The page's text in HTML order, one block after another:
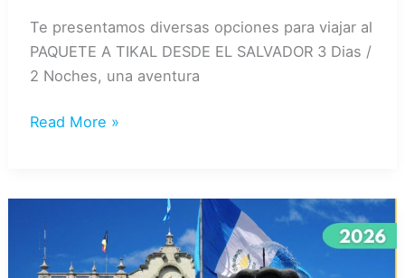
Te presentamos diversas opciones para viajar al
PAQUETE A TIKAL DESDE EL SALVADOR 3 Dias /
2 Noches, una aventura
PAQUETE
DESDE
SALVADOR
3
Read More »